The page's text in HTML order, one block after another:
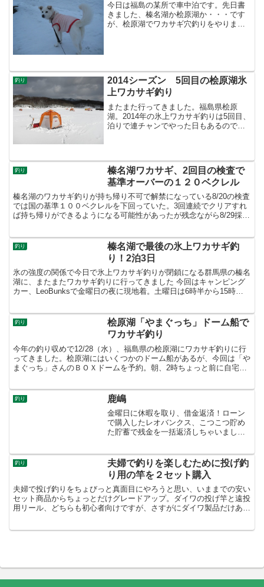
今日は福島の某所で車中泊です。先日書
きました、榛名湖か桧原湖か・・・です
が、桧原湖でワカサギ穴釣りをやりまし
釣り
2014シーズン 5回目の桧原湖氷
上ワカサギ釣り
またまた行ってきました。福島県桧原
湖。2014年の氷上ワカサギ釣りは5回目、
泊りで連チャンでやった日もあるので日
止まってる。う...
釣り
榛名湖ワカサギ、2回目の検査で
基準オーバーの１２０ベクレル
榛名湖のワカサギ釣りが持ち帰り不可で解禁になっている8/20の検査
では国の基準１００ベクレルを下回っていた。3回連続でクリアすれ
ば持ち帰りができるようになる可能性があったが残念ながら8/29採取
釣り
榛名湖で最後の氷上ワカサギ釣
り！2泊3日
氷の強度の関係で今日で氷上ワカサギ釣りが閉鎖になる群馬県の榛名
湖に、またまたワカサギ釣りに行ってきました 今回はキャンピング
カー、LeoBunksで金曜日の夜に現地着。土曜日は6時半から15時ま
釣り
桧原湖「やまぐっち」ドーム船で
ワカサギ釣り
今年の釣り収めで12/28（水）、福島県の桧原湖にワカサギ釣りに行
ってきました。桧原湖にはいくつかのドーム船があるが、今回は「や
まぐっち」さんのＢＯＸドームを予約。朝、2時ちょっと前に自宅を
釣り 鹿嶋
金曜日に休暇を取り、借金返済！ローン
で購入したレオバンクス、こつこつ貯め
た貯蓄で残金を一括返済しちゃいまし
続きが終わったので、暇つぶしに鹿嶋へ
海釣りに行って来ま...
釣り
夫婦で釣りを楽しむために投げ釣
り用の竿を２セット購入
夫婦で投げ釣りをちょびっと真面目にやろうと思い、いままでの安い
セット商品からちょっとだけグレードアップ。ダイワの投げ竿と遠投
用リール、どちらも初心者向けですが、さすがにダイワ製品だけあっ